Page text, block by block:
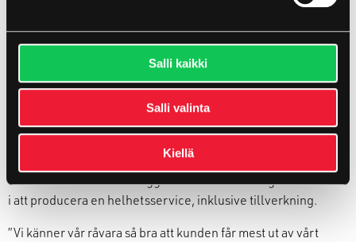
Salli kaikki
Salli valinta
Kiellä
”Visst är de volymer vi använder små i ett globalt perspektiv,
men varje handling i rätt riktning leder närmare en större
förändring”, sammanfattar Olkkonen.
Från design till montering – och allt däremellan
VMT
i att producera en helhetsservice, inklusive tillverkning.
”Vi känner vår råvara så bra attkundenfår mest ut av vårt